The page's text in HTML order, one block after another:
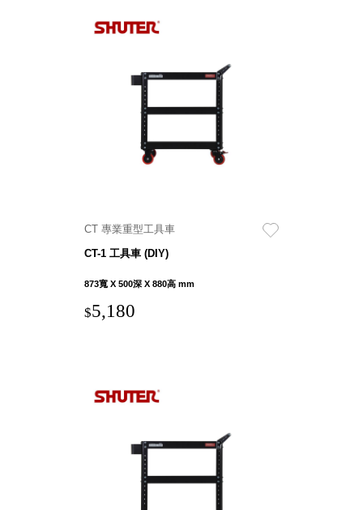
CT 專業重型工具車
CT-1 工具車 (DIY)
873寬 X 500深 X 880高 mm
$5,180